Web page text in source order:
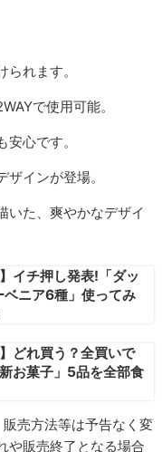
れます。
で使用可能。
心です。
インが登場。
いた、爽やかなデザイ
イチ押し発表!「ダッ
ニア6種」使ってみ
どれ買う？全買いで
お菓子」5品を全部食
売方法等は予告なく変
や販売終了となる場合